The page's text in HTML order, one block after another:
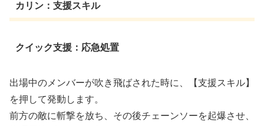
カリン：支援スキル
クイック支援：応急処置
出場中のメンバーが吹き飛ばされた時に、【支援スキル】
を押して発動します。
前方の敵に斬撃を放ち、その後チェーンソーを起爆させ、